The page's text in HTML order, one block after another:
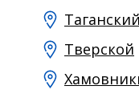
Таганский
Тверской